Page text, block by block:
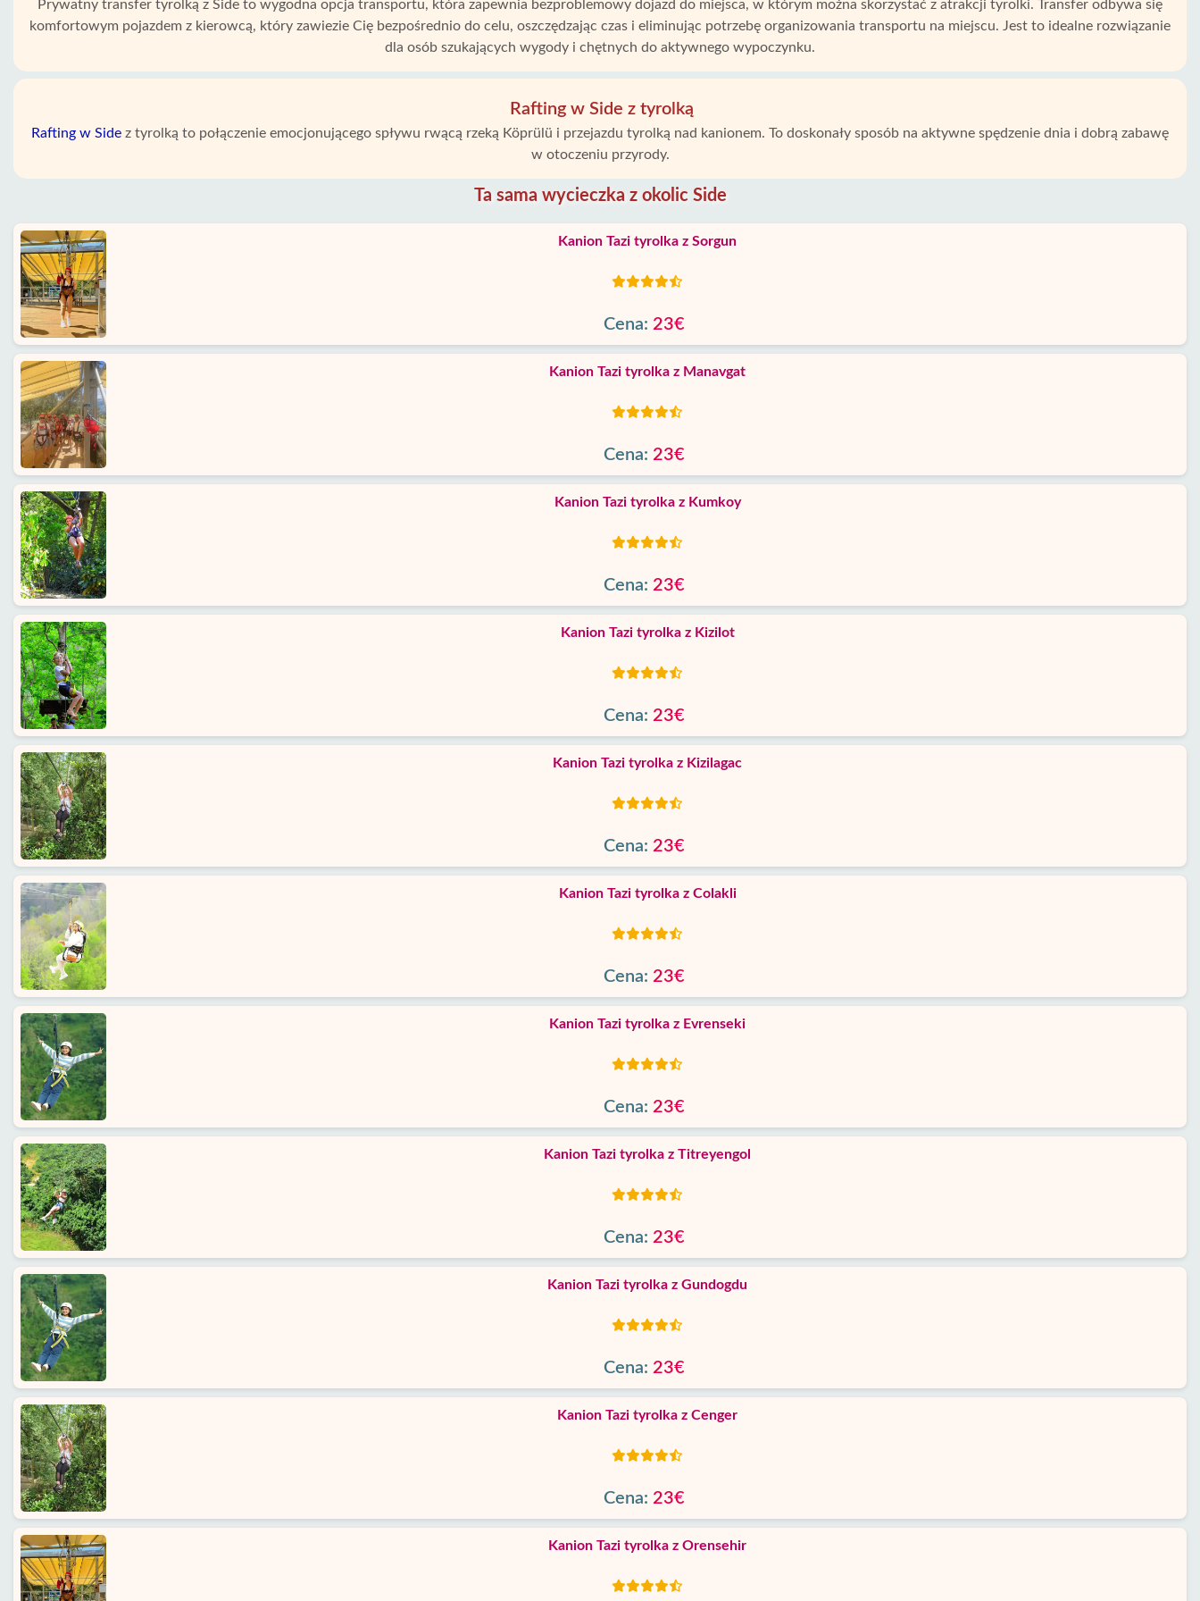
Prywatny transfer tyrolką z Side to wygodna opcja transportu, która zapewnia bezproblemowy dojazd do miejsca, w którym można skorzystać z atrakcji tyrolki. Transfer odbywa się
komfortowym pojazdem z kierowcą, który zawiezie Cię bezpośrednio do celu, oszczędzając czas i eliminując potrzebę organizowania transportu na miejscu. Jest to idealne rozwiązanie
dla osób szukających wygody i chętnych do aktywnego wypoczynku.
Rafting w Side z tyrolką
Rafting w Side z tyrolką to połączenie emocjonującego spływu rwącą rzeką Köprülü i przejazdu tyrolką nad kanionem. To doskonały sposób na aktywne spędzenie dnia i dobrą zabawę
w otoczeniu przyrody.
Ta sama wycieczka z okolic Side
Kanion Tazi tyrolka z Sorgun
Cena: 23€
Kanion Tazi tyrolka z Manavgat
Cena: 23€
Kanion Tazi tyrolka z Kumkoy
Cena: 23€
Kanion Tazi tyrolka z Kizilot
Cena: 23€
Kanion Tazi tyrolka z Kizilagac
Cena: 23€
Kanion Tazi tyrolka z Colakli
Cena: 23€
Kanion Tazi tyrolka z Evrenseki
Cena: 23€
Kanion Tazi tyrolka z Titreyengol
Cena: 23€
Kanion Tazi tyrolka z Gundogdu
Cena: 23€
Kanion Tazi tyrolka z Cenger
Cena: 23€
Kanion Tazi tyrolka z Orensehir